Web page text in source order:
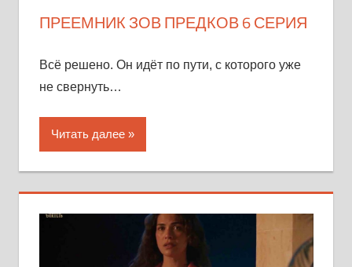
ПРЕЕМНИК ЗОВ ПРЕДКОВ 6 СЕРИЯ
Всё решено. Он идёт по пути, с которого уже
не свернуть…
Читать далее